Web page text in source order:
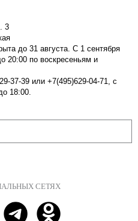
3
до 31 августа. С 1 сентября
20:00 по воскресеньям и
37-39 или +7(495)629-04-71, с
18:00.
СЕТЯХ